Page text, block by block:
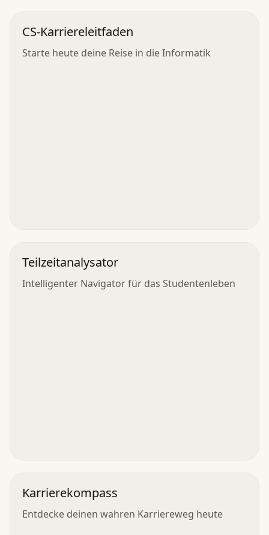
CS-Karriereleitfaden
Starte heute deine Reise in die Informatik
Teilzeitanalysator
Intelligenter Navigator für das Studentenleben
Karrierekompass
Entdecke deinen wahren Karriereweg heute